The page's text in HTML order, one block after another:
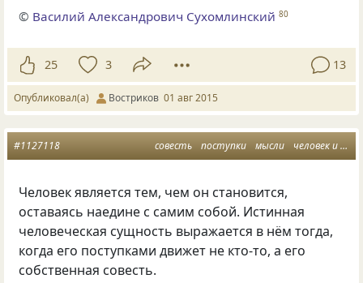
© Василий Александрович Сухомлинский 80
25 3 13
Опубликовал(а) Востриков 01 авг 2015
совесть поступки мысли человек и общество
#1127118
Человек является тем, чем он становится,
оставаясь наедине с самим собой. Истинная
человеческая сущность выражается в нём тогда,
когда его поступками движет не кто-то, а его
собственная совесть.